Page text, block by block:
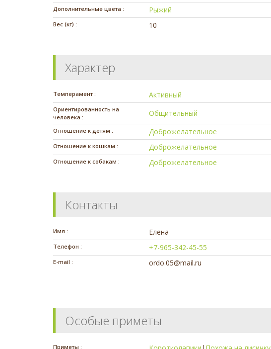
Дополнительные цвета : Рыжий
Вес (кг) : 10
Характер
Темперамент : Активный
Ориентированность на
человека :
Общительный
Отношение к детям : Доброжелательное
Отношение к кошкам : Доброжелательное
Отношение к собакам : Доброжелательное
Контакты
Имя : Елена
Телефон : +7-965-342-45-55
E-mail : ordo.05@mail.ru
Особые приметы
Приметы :